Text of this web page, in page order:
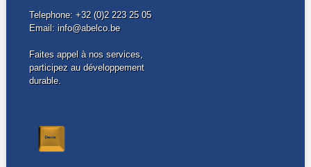
Telephone: +32 (0)2 223 25 05
Email: info@abelco.be
Faites appel à nos services,
participez au développement
durable.